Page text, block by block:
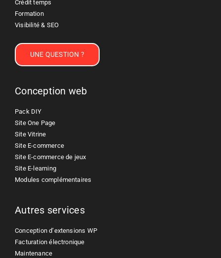
Crédit temps
Formation
Visibilité & SEO
UNE QUESTION ?
Conception web
Pack DIY
Site One Page
Site Vitrine
Site E-commerce
Site E-commerce de jeux
Site E-learning
Modules complémentaires
Autres services
Conception d’extensions WP
Facturation électronique
Maintenance